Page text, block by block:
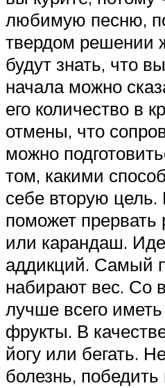
любимую песню,
твердом решении
будут знать, что
начала можно
его количество в
отмены, что
можно
том, какими
себе вторую цель.
поможет
или карандаш.
аддикций. Самый
набирают вес. Со
лучше всего
фрукты. В
йогу или бегать.
болезнь,